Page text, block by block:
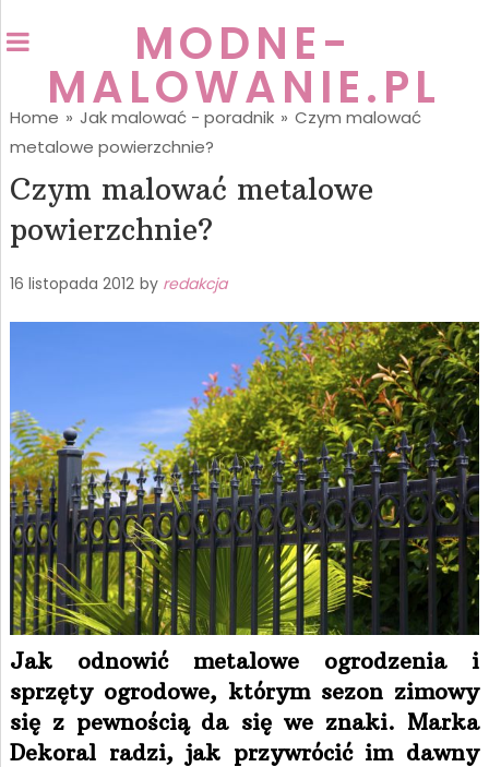
MODNE-
MALOWANIE.PL
Home » Jak malować - poradnik » Czym malować
metalowe powierzchnie?
Czym malować metalowe
powierzchnie?
16 listopada 2012 by redakcja
Jak odnowić metalowe ogrodzenia i
sprzęty ogrodowe, którym sezon zimowy
się z pewnością da się we znaki. Marka
Dekoral radzi, jak przywrócić im dawny